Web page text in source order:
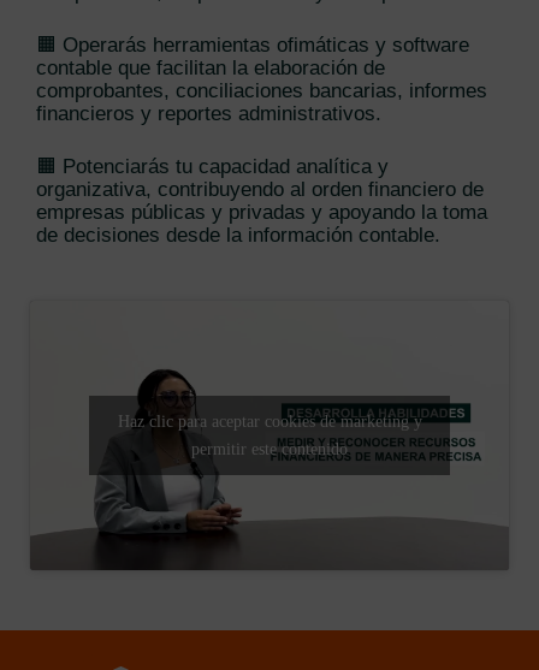
🟧 Operarás herramientas ofimáticas y software
contable que facilitan la elaboración de
comprobantes, conciliaciones bancarias, informes
financieros y reportes administrativos.
🟧 Potenciarás tu capacidad analítica y
organizativa, contribuyendo al orden financiero de
empresas públicas y privadas y apoyando la toma
de decisiones desde la información contable.
Haz clic para aceptar cookies de marketing y
permitir este contenido